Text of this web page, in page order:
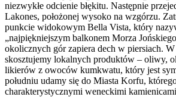
niezwykłe odcienie błękitu. Następnie
Lakones, położonej wysoko na wzgórzu.
punkcie widokowym Bella Vista, który
„najpiękniejszym balkonem Morza
okolicznych gór zapiera dech w piersiach.
skosztujemy lokalnych produktów – oliwy,
likierów z owoców kumkwatu, który jest
południu udamy się do Miasta Korfu,
charakterystycznymi weneckimi